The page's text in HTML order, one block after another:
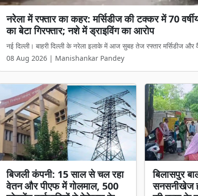
शिक्षकों के इंतजार पर लगा ब्रेक! 700 शिक्षकों की
नाम कटे; जानें किन मामलों में रुका ट्रांसफर
रायपुर। छत्तीसगढ़ के शिक्षकों के लंबे समय से चले आ रहे स्थानांतरण के इंतजार
08 Aug 2026 | Manishankar Pandey
बिजली कंपनी: 15 साल से चल रहा
वेतन और पीएफ में गोलमाल, 500
बिलासपुर
सनसनीखेज